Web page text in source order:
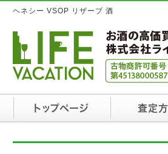
ヘネシー VSOP リザーブ 酒
トップページ 査定